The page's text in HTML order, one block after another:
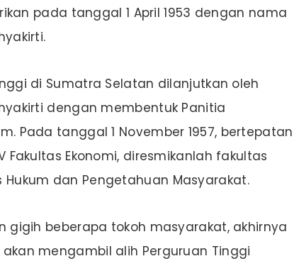
pada tanggal 1 April 1953 dengan nama
di Sumatra Selatan dilanjutkan oleh
dengan membentuk Panitia
Pada tanggal 1 November 1957, bertepatan
Ekonomi, diresmikanlah fakultas
dan Pengetahuan Masyarakat.
gigih beberapa tokoh masyarakat, akhirnya
mengambil alih Perguruan Tinggi